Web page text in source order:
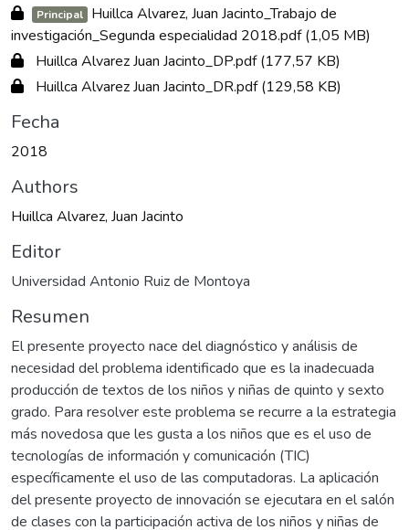
Principal Huillca Alvarez, Juan Jacinto_Trabajo de
investigación_Segunda especialidad 2018.pdf(1,05 MB)
Huillca Alvarez Juan Jacinto_DP.pdf(177,57 KB)
Huillca Alvarez Juan Jacinto_DR.pdf(129,58 KB)
Fecha
2018
Authors
Huillca Alvarez, Juan Jacinto
Editor
Universidad Antonio Ruiz de Montoya
Resumen
El presente proyecto nace del diagnóstico y análisis de
necesidad del problema identificado que es la inadecuada
producción de textos de los niños y niñas de quinto y sexto
grado. Para resolver este problema se recurre a la estrategia
más novedosa que les gusta a los niños que es el uso de
tecnologías de información y comunicación (TIC)
específicamente el uso de las computadoras. La aplicación
del presente proyecto de innovación se ejecutara en el salón
de clases con la participación activa de los niños y niñas de